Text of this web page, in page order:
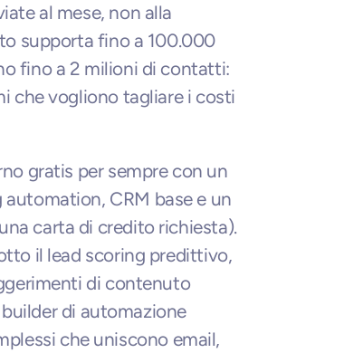
al mese, non alla
supporta fino a 100.000
fino a 2 milioni di contatti:
che vogliono tagliare i costi
gratis per sempre con un
CRM base e un
carta di credito richiesta).
il lead scoring predittivo,
di contenuto
di automazione
che uniscono email,